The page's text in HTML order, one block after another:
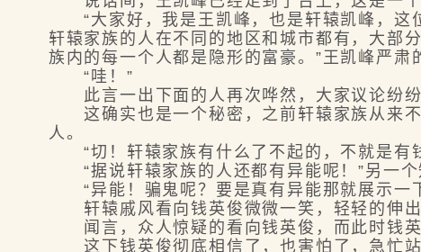
“大家好，我是王凯峰，也是轩辕凯峰，这
轩辕家族的人在不同的地区和城市都有，大部
族内的每一个人都是隐形的富豪。”王凯峰严肃
“哇！”
此言一出下面的人再次哗然，大家议论纷纷
这确实也是一个秘密，之前轩辕家族从来不
人。
“切！轩辕家族有什么了不起的，不就是有
“据说轩辕家族的人还都有异能呢！”另一个
“异能！骗鬼呢？要是真有异能那就展示一
轩辕戚风看向钱英俊微微一笑，轻轻的伸出
闻言，众人惊疑的看向钱英俊，而此时钱英
这下钱英俊彻底相信了，也害怕了，急忙站